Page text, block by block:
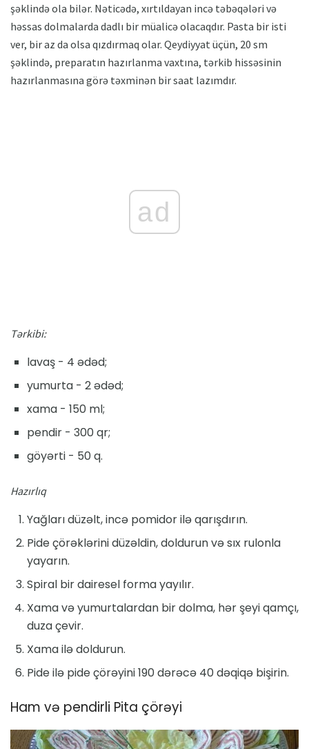
şəklində ola bilər. Nəticədə, xırtıldayan incə təbəqələri və
həssas dolmalarda dadlı bir müalicə olacaqdır. Pasta bir isti
ver, bir az da olsa qızdırmaq olar. Qeydiyyat üçün, 20 sm
şəklində, preparatın hazırlanma vaxtına, tərkib hissəsinin
hazırlanmasına görə təxminən bir saat lazımdır.
ad
Tərkibi:
lavaş - 4 ədəd;
yumurta - 2 ədəd;
xama - 150 ml;
pendir - 300 qr;
göyərti - 50 q.
Hazırlıq
Yağları düzəlt, incə pomidor ilə qarışdırın.
Pide çörəklərini düzəldin, doldurun və sıx rulonla
yayarın.
Spiral bir dairesel forma yayılır.
Xama və yumurtalardan bir dolma, hər şeyi qamçı,
duza çevir.
Xama ilə doldurun.
Pide ilə pide çörəyini 190 dərəcə 40 dəqiqə bişirin.
Ham və pendirli Pita çörəyi